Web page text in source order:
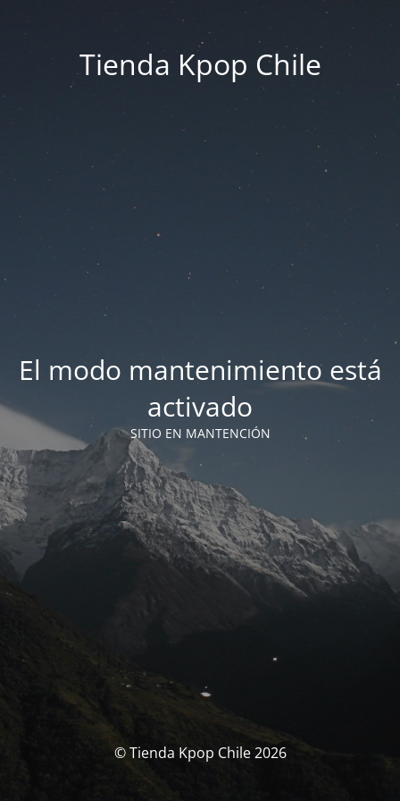
Tienda Kpop Chile
El modo mantenimiento está
activado
SITIO EN MANTENCIÓN
© Tienda Kpop Chile 2026